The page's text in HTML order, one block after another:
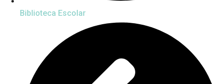
Biblioteca Escolar